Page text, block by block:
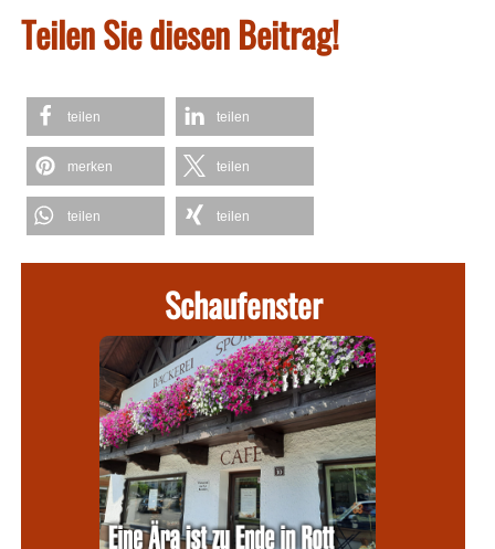
Teilen Sie diesen Beitrag!
teilen teilen
merken teilen
teilen teilen
Schaufenster